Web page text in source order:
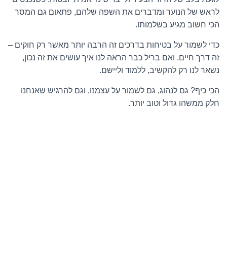
לראש של הנוער ומדברים את השפה שלהם, פתאום גם המסר
הכי חשוב מגיע בשלמותו.
כדי לשמור על בטיחות בדרכים זה הרבה יותר מאשר רק חוקים –
זה דרך חיים. ואם בריל כבר הראה לנו איך עושים את זה נכון,
נשאר לנו רק להקשיב, ללמוד וליישם.
הכי כיף? גם לנהוג, גם לשמור על עצמנו, וגם להרגיש שאנחנו
חלק ממשהו גדול וטוב יותר.